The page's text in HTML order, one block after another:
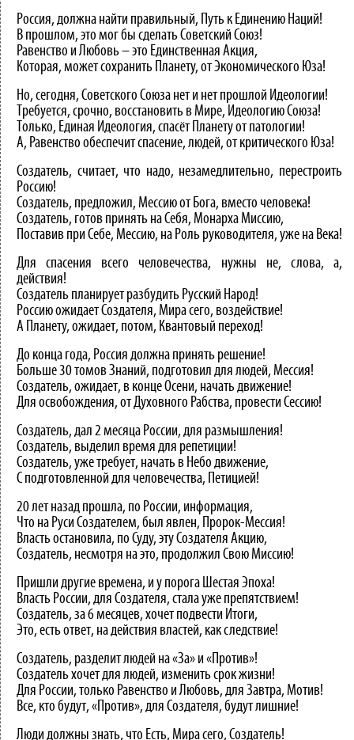
Россия, должна найти правильный, Путь к Единению Наций!
В прошлом, это мог бы сделать Советский Союз!
Равенство и Любовь – это Единственная Акция,
Которая, может сохранить Планету, от Экономического Юза!
Но, сегодня, Советского Союза нет и нет прошлой Идеологии!
Требуется, срочно, восстановить в Мире, Идеологию Союза!
Только, Единая Идеология, спасёт Планету от патологии!
А, Равенство обеспечит спасение, людей, от критического Юза!
Создатель, считает, что надо, незамедлительно, перестроить
Россию!
Создатель, предложил, Мессию от Бога, вместо человека!
Создатель, готов принять на Себя, Монарха Миссию,
Поставив при Себе, Мессию, на Роль руководителя, уже на Века!
Для спасения всего человечества, нужны не, слова, а,
действия!
Создатель планирует разбудить Русский Народ!
Россию ожидает Создателя, Мира сего, воздействие!
А Планету, ожидает, потом, Квантовый переход!
До конца года, Россия должна принять решение!
Больше 30 томов Знаний, подготовил для людей, Мессия!
Создатель, ожидает, в конце Осени, начать движение!
Для освобождения, от Духовного Рабства, провести Сессию!
Создатель, дал 2 месяца России, для размышления!
Создатель, выделил время для репетиции!
Создатель, уже требует, начать в Небо движение,
С подготовленной для человечества, Петицией!
20 лет назад прошла, по России, информация,
Что на Руси Создателем, был явлен, Пророк-Мессия!
Власть остановила, по Суду, эту Создателя Акцию,
Создатель, несмотря на это, продолжил Свою Миссию!
Пришли другие времена, и у порога Шестая Эпоха!
Власть России, для Создателя, стала уже препятствием!
Создатель, за 6 месяцев, хочет подвести Итоги,
Это, есть ответ, на действия властей, как следствие!
Создатель, разделит людей на «За» и «Против»!
Создатель хочет для людей, изменить срок жизни!
Для России, только Равенство и Любовь, для Завтра, Мотив!
Все, кто будут, «Против», для Создателя, будут лишние!
Люди должны знать, что Есть, Мира сего, Создатель!